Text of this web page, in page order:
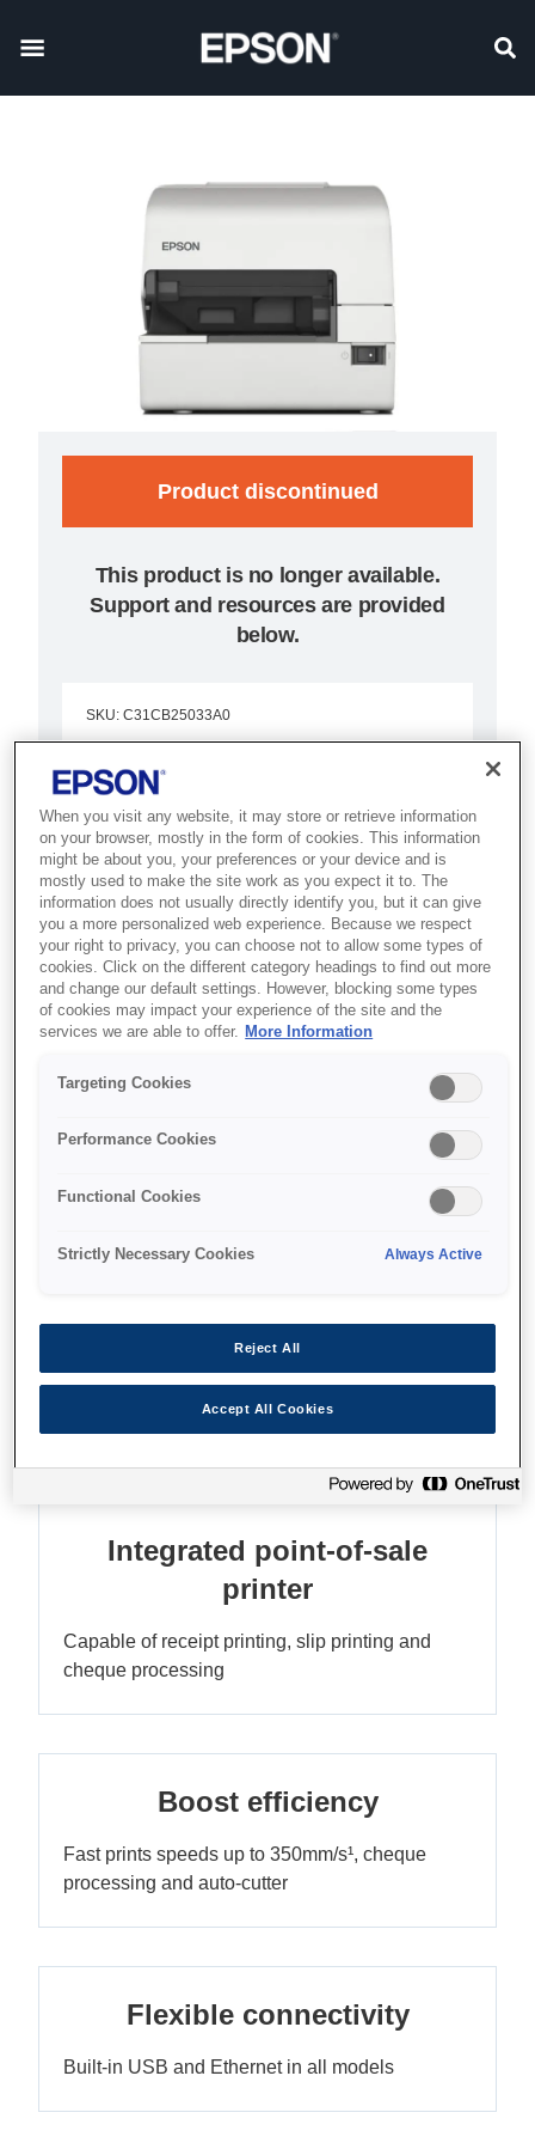
Product discontinued
This product is no longer available.
Support and resources are provided
below.
SKU: C31CB25033A0
TM-H6000IV (033A0):
Powered USB, w/o
PS, ECW, MICR
Best for banking and retail
counters that need receipt, slip,
validation and cheque processing
in one device.
Print receipts and slips
Integrated point-of-sale
printer
Capable of receipt printing, slip printing and
cheque processing
Boost efficiency
Fast prints speeds up to 350mm/s¹, cheque
processing and auto-cutter
Flexible connectivity
Built-in USB and Ethernet in all models
When you visit any website, it may store or retrieve information
on your browser, mostly in the form of cookies. This information
might be about you, your preferences or your device and is
mostly used to make the site work as you expect it to. The
information does not usually directly identify you, but it can give
you a more personalized web experience. Because we respect
your right to privacy, you can choose not to allow some types of
cookies. Click on the different category headings to find out more
and change our default settings. However, blocking some types
of cookies may impact your experience of the site and the
services we are able to offer. More Information
Targeting Cookies
Performance Cookies
Functional Cookies
Strictly Necessary Cookies Always Active
Reject All
Accept All Cookies